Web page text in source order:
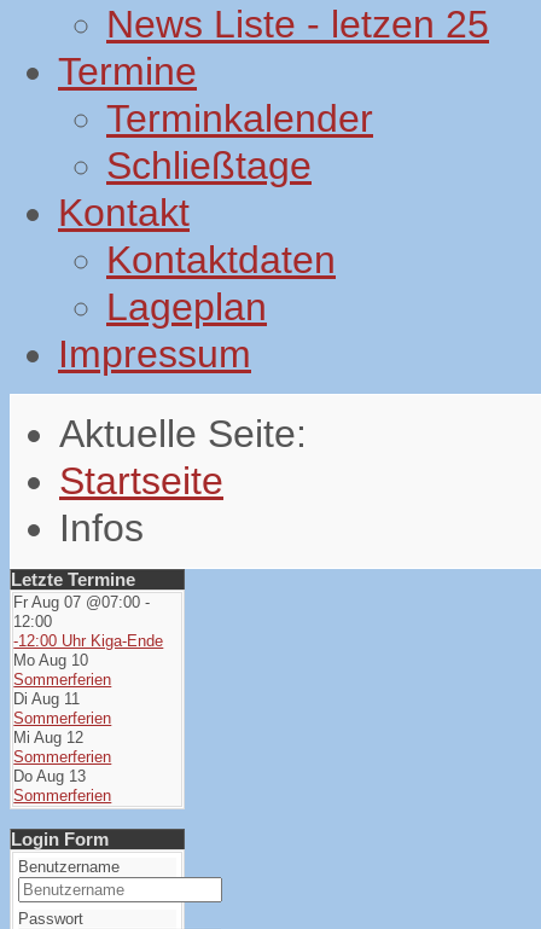
News Liste - letzen 25
Termine
Terminkalender
Schließtage
Kontakt
Kontaktdaten
Lageplan
Impressum
Aktuelle Seite:
Startseite
Infos
Letzte Termine
Fr Aug 07 @07:00 -
12:00
-12:00 Uhr Kiga-Ende
Mo Aug 10
Sommerferien
Di Aug 11
Sommerferien
Mi Aug 12
Sommerferien
Do Aug 13
Sommerferien
Login Form
Benutzername
Passwort